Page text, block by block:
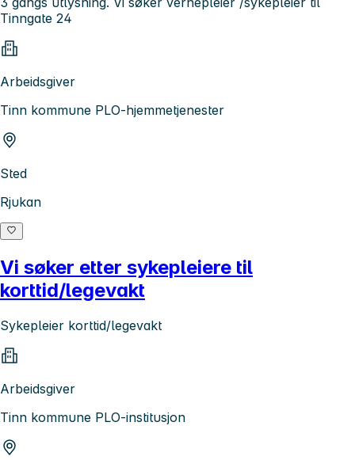
Tinngate 24
Arbeidsgiver
Tinn kommune PLO-hjemmetjenester
Sted
Rjukan
Vi søker etter sykepleiere til
korttid/legevakt
Sykepleier korttid/legevakt
Arbeidsgiver
Tinn kommune PLO-institusjon